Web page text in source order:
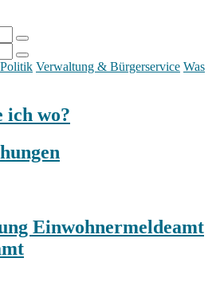
Verwaltung & Bürgerservice Was
ich wo?
Einwohnermeldeamt